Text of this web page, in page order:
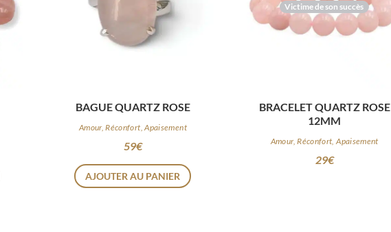
BAGUE QUARTZ ROSE
Amour, Réconfort, Apaisement
59€
AJOUTER AU PANIER
Victime de son succès
BRACELET QUARTZ ROSE
12MM
Amour, Réconfort, Apaisement
29€